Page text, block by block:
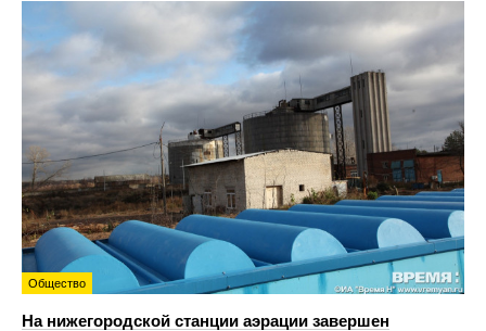
Общество
На нижегородской станции аэрации завершен